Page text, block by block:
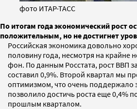
фото ИТАР-ТАСС
По итогам года экономический рост
положительным, но не достигнет
Российская экономика довольно
половину года, несмотря на крайне
фон. По данным Росстата, рост ВВП
составил 0,9%. Второй квартал мы
оптимизмом, что очень поддержало
позволило достичь роста еще 0,4%
прошлым кварталом.